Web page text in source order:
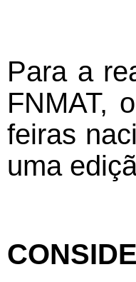
Para a
FNMAT,
feiras
uma